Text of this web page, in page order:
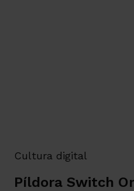
Cultura digital
Píldora Switch